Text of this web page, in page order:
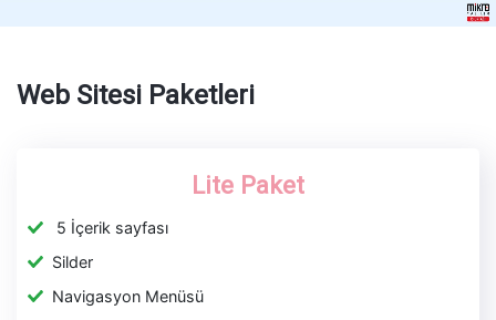
Web Sitesi Paketleri
Lite Paket
5 İçerik sayfası
Silder
Navigasyon Menüsü